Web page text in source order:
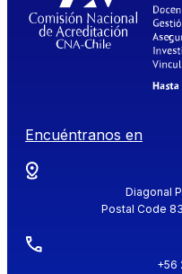
Encuéntranos en
Diagonal
Postal Code
+56